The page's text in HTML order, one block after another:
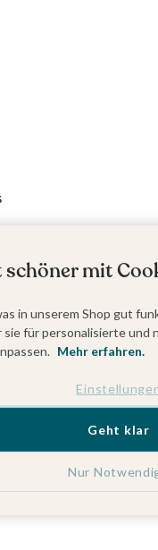
schöner mit
in unserem Shop gut
für personalisierte
Mehr erfahren.
Nur
Geht klar